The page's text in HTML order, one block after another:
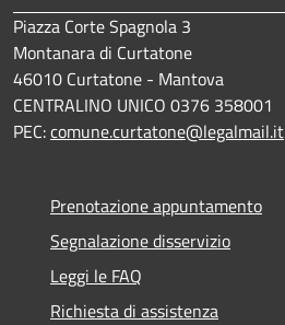
Piazza Corte Spagnola 3
Montanara di Curtatone
46010 Curtatone - Mantova
CENTRALINO UNICO 0376 358001
PEC:comune.curtatone@legalmail.it
Prenotazione appuntamento
Segnalazione disservizio
Leggi le FAQ
Richiesta di assistenza